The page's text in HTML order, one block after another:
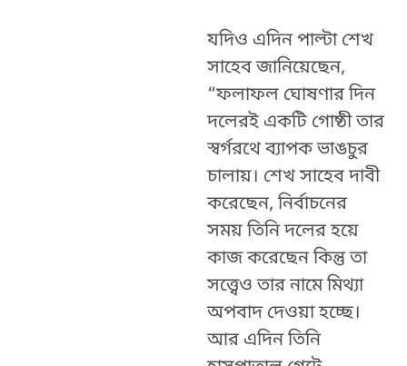
যদিও এদিন পাল্টা শেখ
সাহেব জানিয়েছেন,
“ফলাফল ঘোষণার দিন
দলেরই একটি গোষ্ঠী তার
স্বর্গরথে ব্যাপক ভাঙচুর
চালায়। শেখ সাহেব দাবী
করেছেন, নির্বাচনের
সময় তিনি দলের হয়ে
কাজ করেছেন কিন্তু তা
সত্ত্বেও তার নামে মিথ্যা
অপবাদ দেওয়া হচ্ছে।
আর এদিন তিনি